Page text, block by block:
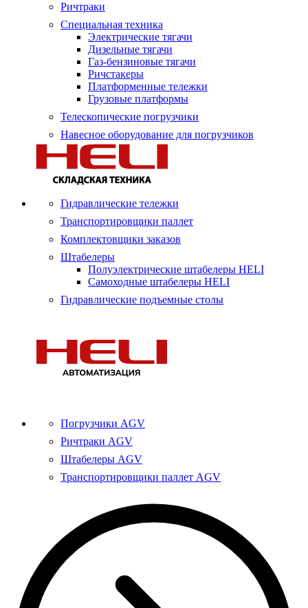
Ричтраки
Специальная техника
Электрические тягачи
Дизельные тягачи
Газ-бензиновые тягачи
Ричстакеры
Платформенные тележки
Грузовые платформы
Телескопические погрузчики
Навесное оборудование для погрузчиков
Гидравлические тележки
Транспортировщики паллет
Комплектовщики заказов
Штабелеры
Полуэлектрические штабелеры HELI
Самоходные штабелеры HELI
Гидравлические подъемные столы
Погрузчики AGV
Ричтраки AGV
Штабелеры AGV
Транспортировщики паллет AGV